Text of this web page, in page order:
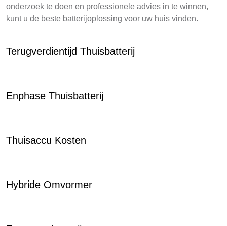
onderzoek te doen en professionele advies in te winnen,
kunt u de beste batterijoplossing voor uw huis vinden.
Terugverdientijd Thuisbatterij
Enphase Thuisbatterij
Thuisaccu Kosten
Hybride Omvormer